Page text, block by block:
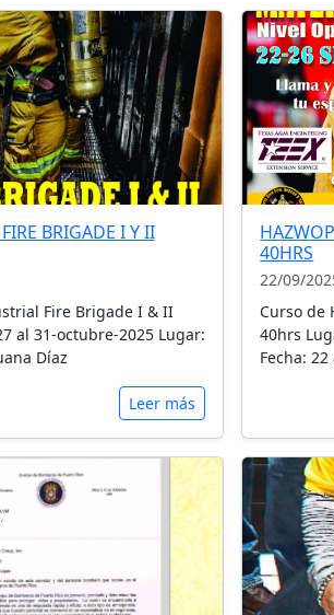
BRIGADE I Y II
Fire Brigade I & II
al 31-octubre-2025 Lugar:
Díaz
Leer más
40HRS
22/09/
Curso de
40hrs
Fecha: